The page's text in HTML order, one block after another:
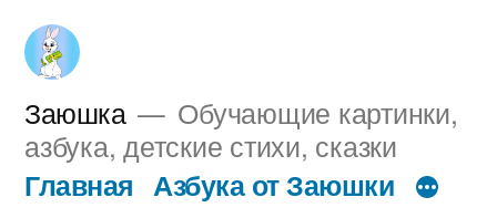
Перейти
содержимому
Заюшка
Обучающие картинки,
азбука, детские стихи, сказки
Главная Азбука от Заюшки